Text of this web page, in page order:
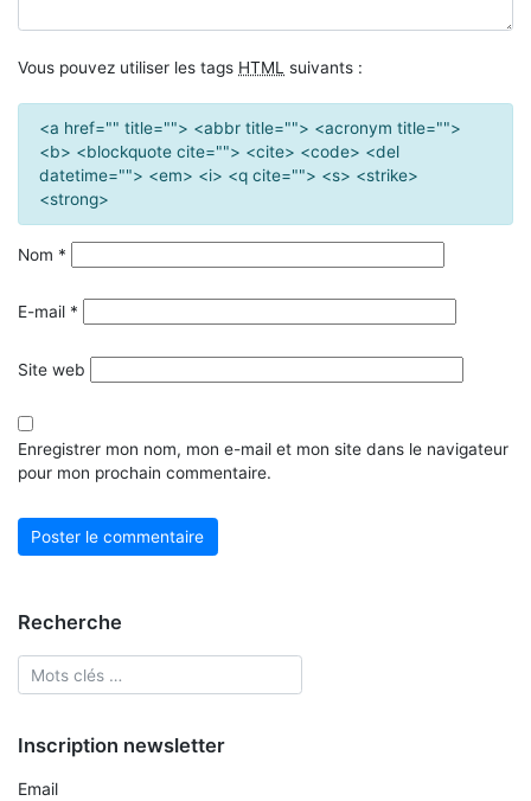
Vous pouvez utiliser les tags HTML suivants :
<a href="" title=""> <abbr title=""> <acronym title="">
<b> <blockquote cite=""> <cite> <code> <del
datetime=""> <em> <i> <q cite=""> <s> <strike>
<strong>
Nom *
E-mail *
Site web
Enregistrer mon nom, mon e-mail et mon site dans le navigateur
pour mon prochain commentaire.
Recherche
Inscription newsletter
Email